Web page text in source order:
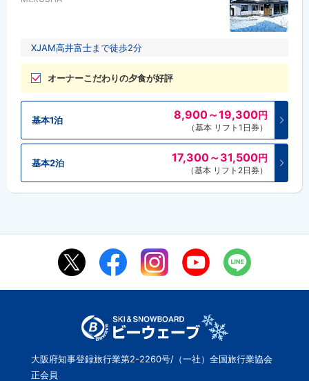
XJAM高井富士まで徒歩2分
オーナーこだわりの夕食が好評
基本1泊 8,900～19,300円
（基本 リフト1日券）
基本2泊 17,300～31,500円
（基本 リフト2日券）
大阪府知事登録旅行業第2-2260号/（一社）全国旅行業協会
正会員